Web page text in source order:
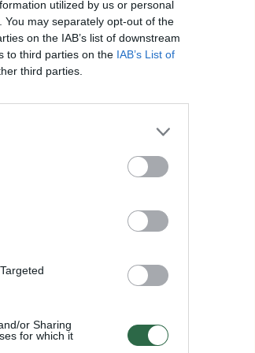
utilized by us or personal
may separately opt-out of the
on the IAB’s list of downstream
to third parties on the IAB’s List of
third parties.
or Sharing
for which it
Visi įrašai
00:00:44
ištisus
užbaigsime
automobilis sužalojo dvi
Žinios | Lietuvos diena